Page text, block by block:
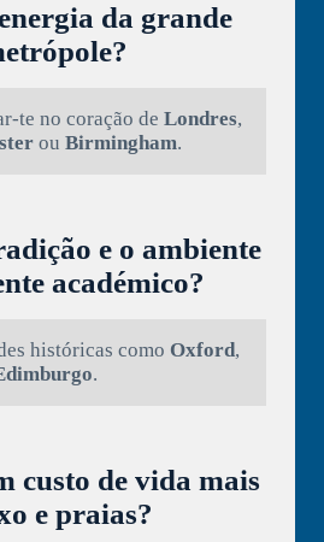
da grande
te no coração de Londres,
ou Birmingham.
e o ambiente
académico?
históricas como Oxford,
.
custo de vida mais
e praias?